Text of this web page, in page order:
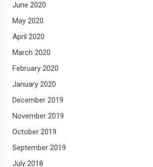
June 2020
May 2020
April 2020
March 2020
February 2020
January 2020
December 2019
November 2019
October 2019
September 2019
July 2018